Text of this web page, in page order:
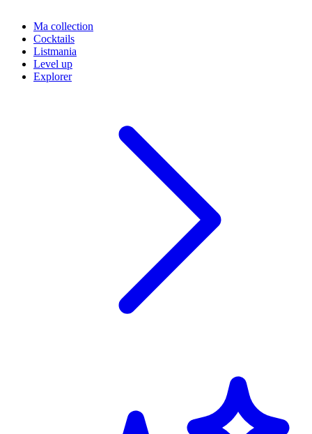
Ma collection
Cocktails
Listmania
Level up
Explorer